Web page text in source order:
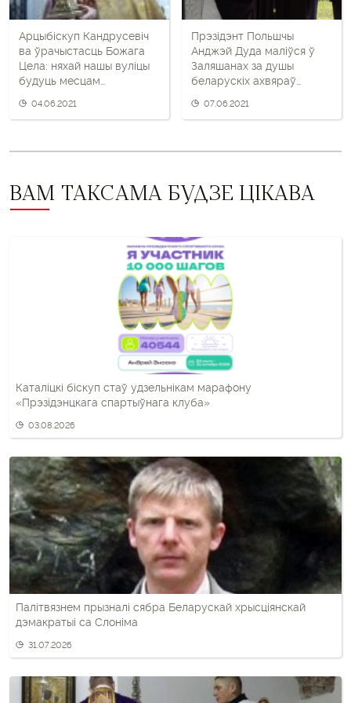
Арцыбіскуп Кандрусевіч
ва ўрачыстасць Божага
Цела: няхай нашы вуліцы
будуць месцам
супрацьстаяння
04.06.2021
Прэзідэнт Польшчы
Анджэй Дуда маліўся ў
Заляшанах за душы
беларускіх ахвяраў
07.06.2021
ВАМ ТАКСАМА БУДЗЕ ЦІКАВА
Каталіцкі біскуп стаў удзельнікам марафону
«Прэзідэнцкага спартыўнага клуба»
03.08.2026
Палітвязнем прызналі сябра Беларускай хрысціянскай
дэмакратыі са Слоніма
31.07.2026